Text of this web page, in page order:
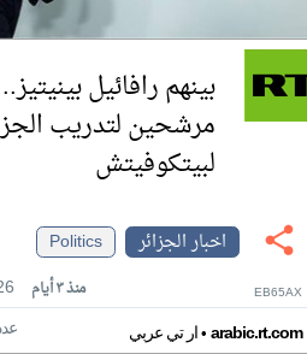
مرشحين لتدريب
لبيتكوفيتش
اخبار الجزائر
Politics
منذ ٣ أيام EB65AX
ار تي عربي• arabic.rt.com